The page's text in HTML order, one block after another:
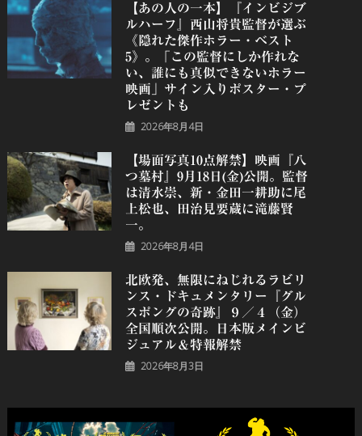
【あの人の一本】『インビジブ
ルハーフ』⻄⼭将貴監督が選ぶ
《隠れた傑作ホラー・ベスト
5》。「この監督にしか作れな
い、誰にも真似できないホラー
映画」サイン入りポスター・プ
レゼントも
2026年8月4日
【場面写真10点解禁】映画『八
つ墓村』9月18日(金)公開。監督
は清水崇、新・金田一耕助に尾
上松也、田治見要蔵に滝藤賢
一。
2026年8月4日
北欧発、無限にねじれるラビリ
ンス・ドキュメンタリー『グル
スポングの奇跡』９／４（金）
全国順次公開。日本版メインビ
ジュアル＆特報解禁
2026年8月3日